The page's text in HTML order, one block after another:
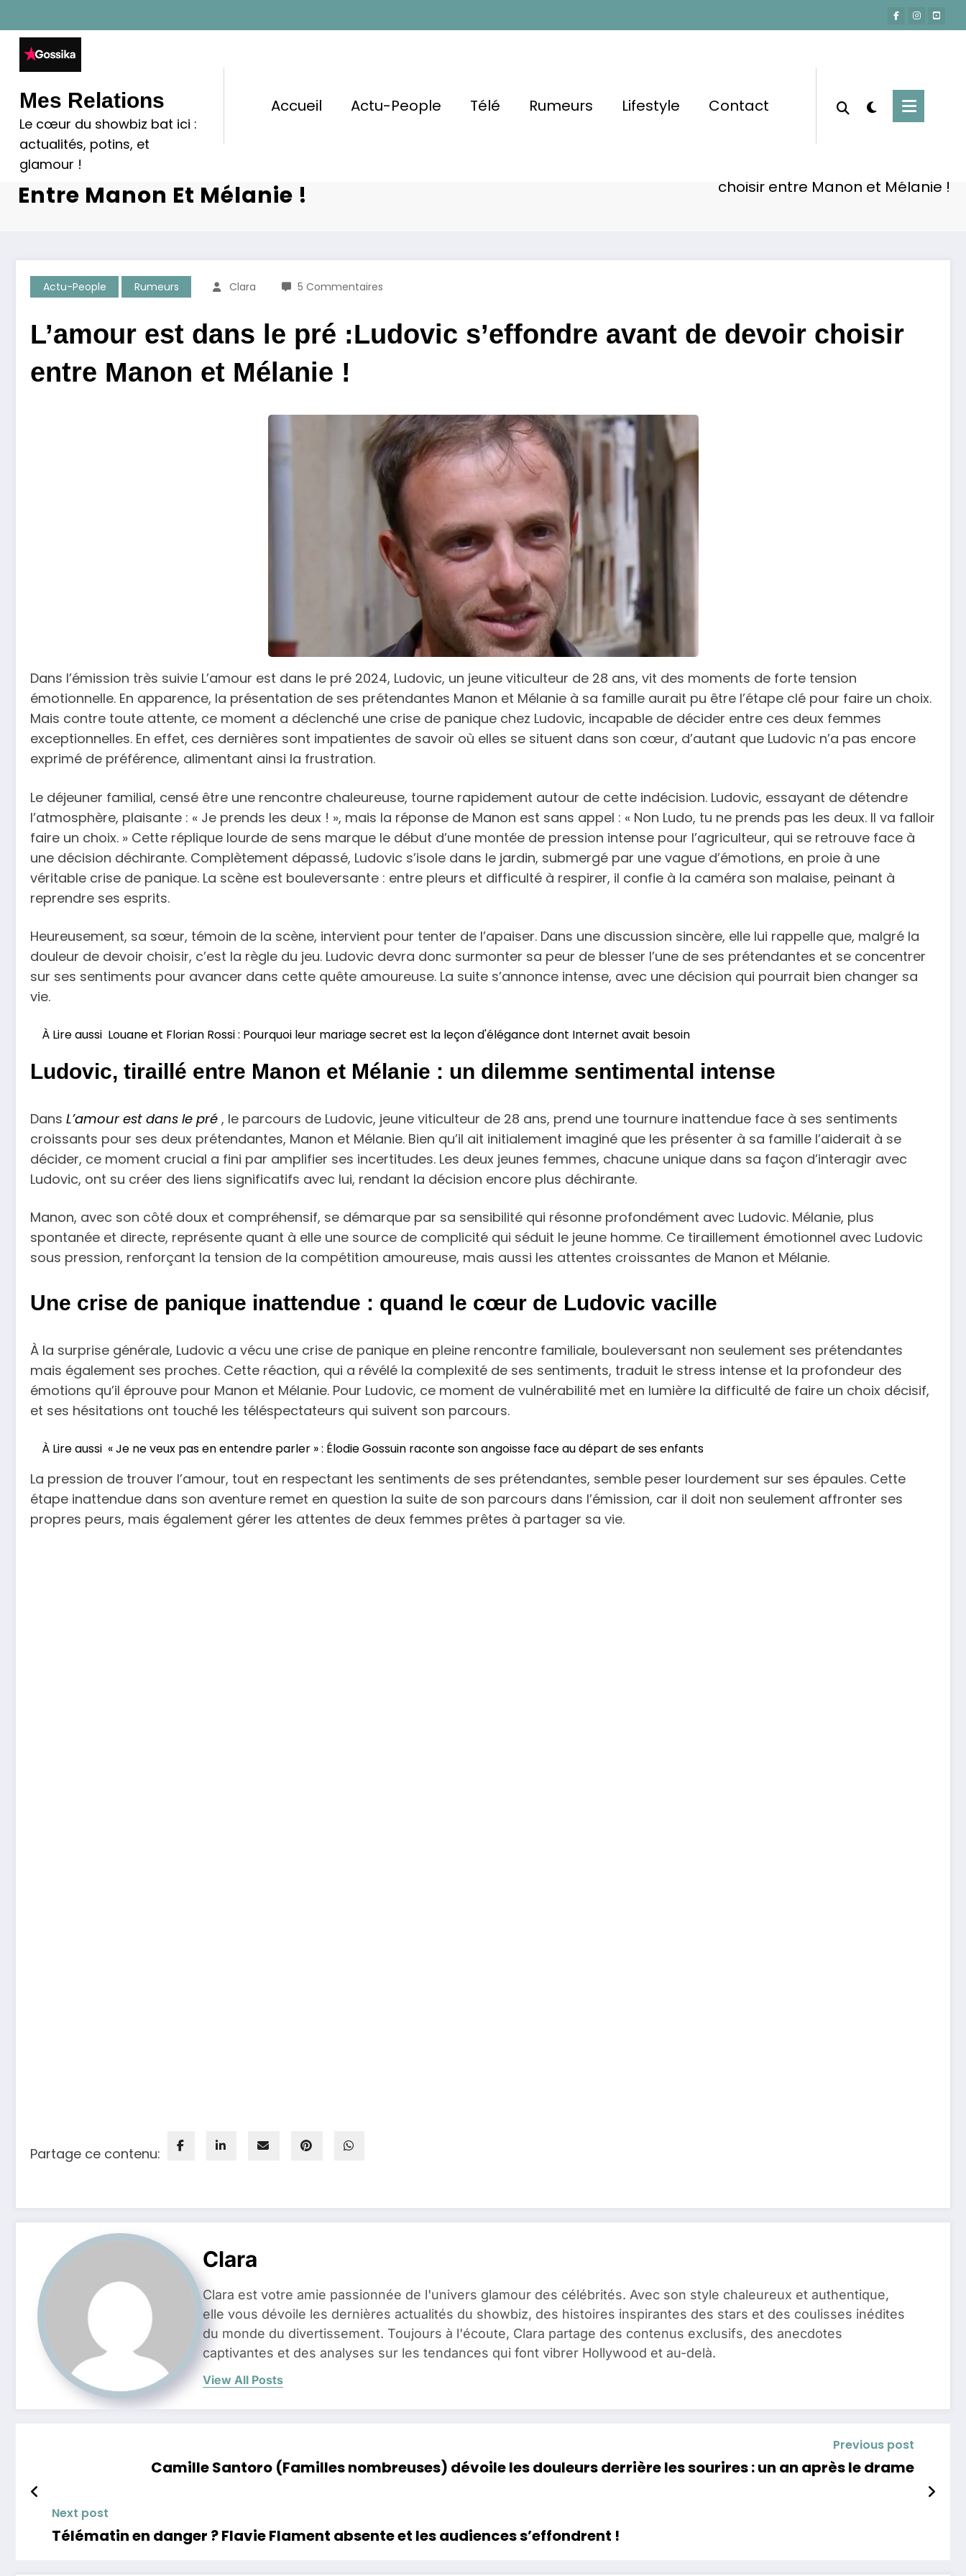
au
contenu
Mes Relations
Le cœur du showbiz bat ici :
actualités, potins, et
glamour !
Accueil Actu-People Télé Rumeurs Lifestyle Contact
L’amour Est Dans Le Pré :Ludovic
S’effondre Avant De Devoir Choisir
Entre Manon Et Mélanie !
choisir entre Manon et Mélanie !
Actu-People Rumeurs Clara 5 Commentaires
L’amour est dans le pré :Ludovic s’effondre avant de devoir choisir
entre Manon et Mélanie !
Dans l’émission très suivie L’amour est dans le pré 2024, Ludovic, un jeune viticulteur de 28 ans, vit des moments de forte tension
émotionnelle. En apparence, la présentation de ses prétendantes Manon et Mélanie à sa famille aurait pu être l’étape clé pour faire un choix.
Mais contre toute attente, ce moment a déclenché une crise de panique chez Ludovic, incapable de décider entre ces deux femmes
exceptionnelles. En effet, ces dernières sont impatientes de savoir où elles se situent dans son cœur, d’autant que Ludovic n’a pas encore
exprimé de préférence, alimentant ainsi la frustration.
Le déjeuner familial, censé être une rencontre chaleureuse, tourne rapidement autour de cette indécision. Ludovic, essayant de détendre
l’atmosphère, plaisante : « Je prends les deux ! », mais la réponse de Manon est sans appel : « Non Ludo, tu ne prends pas les deux. Il va falloir
faire un choix. » Cette réplique lourde de sens marque le début d’une montée de pression intense pour l’agriculteur, qui se retrouve face à
une décision déchirante. Complètement dépassé, Ludovic s’isole dans le jardin, submergé par une vague d’émotions, en proie à une
véritable crise de panique. La scène est bouleversante : entre pleurs et difficulté à respirer, il confie à la caméra son malaise, peinant à
reprendre ses esprits.
Heureusement, sa sœur, témoin de la scène, intervient pour tenter de l’apaiser. Dans une discussion sincère, elle lui rappelle que, malgré la
douleur de devoir choisir, c’est la règle du jeu. Ludovic devra donc surmonter sa peur de blesser l’une de ses prétendantes et se concentrer
sur ses sentiments pour avancer dans cette quête amoureuse. La suite s’annonce intense, avec une décision qui pourrait bien changer sa
vie.
À Lire aussi Louane et Florian Rossi : Pourquoi leur mariage secret est la leçon d'élégance dont Internet avait besoin
Ludovic, tiraillé entre Manon et Mélanie : un dilemme sentimental intense
Dans L’amour est dans le pré , le parcours de Ludovic, jeune viticulteur de 28 ans, prend une tournure inattendue face à ses sentiments
croissants pour ses deux prétendantes, Manon et Mélanie. Bien qu’il ait initialement imaginé que les présenter à sa famille l’aiderait à se
décider, ce moment crucial a fini par amplifier ses incertitudes. Les deux jeunes femmes, chacune unique dans sa façon d’interagir avec
Ludovic, ont su créer des liens significatifs avec lui, rendant la décision encore plus déchirante.
Manon, avec son côté doux et compréhensif, se démarque par sa sensibilité qui résonne profondément avec Ludovic. Mélanie, plus
spontanée et directe, représente quant à elle une source de complicité qui séduit le jeune homme. Ce tiraillement émotionnel avec Ludovic
sous pression, renforçant la tension de la compétition amoureuse, mais aussi les attentes croissantes de Manon et Mélanie.
Une crise de panique inattendue : quand le cœur de Ludovic vacille
À la surprise générale, Ludovic a vécu une crise de panique en pleine rencontre familiale, bouleversant non seulement ses prétendantes
mais également ses proches. Cette réaction, qui a révélé la complexité de ses sentiments, traduit le stress intense et la profondeur des
émotions qu’il éprouve pour Manon et Mélanie. Pour Ludovic, ce moment de vulnérabilité met en lumière la difficulté de faire un choix décisif,
et ses hésitations ont touché les téléspectateurs qui suivent son parcours.
À Lire aussi « Je ne veux pas en entendre parler » : Élodie Gossuin raconte son angoisse face au départ de ses enfants
La pression de trouver l’amour, tout en respectant les sentiments de ses prétendantes, semble peser lourdement sur ses épaules. Cette
étape inattendue dans son aventure remet en question la suite de son parcours dans l’émission, car il doit non seulement affronter ses
propres peurs, mais également gérer les attentes de deux femmes prêtes à partager sa vie.
Partage ce contenu:
Clara
Clara est votre amie passionnée de l'univers glamour des célébrités. Avec son style chaleureux et authentique,
elle vous dévoile les dernières actualités du showbiz, des histoires inspirantes des stars et des coulisses inédites
du monde du divertissement. Toujours à l'écoute, Clara partage des contenus exclusifs, des anecdotes
captivantes et des analyses sur les tendances qui font vibrer Hollywood et au-delà.
View All Posts
Previous post
Camille Santoro (Familles nombreuses) dévoile les douleurs derrière les sourires : un an après le drame
Next post
Télématin en danger ? Flavie Flament absente et les audiences s’effondrent !